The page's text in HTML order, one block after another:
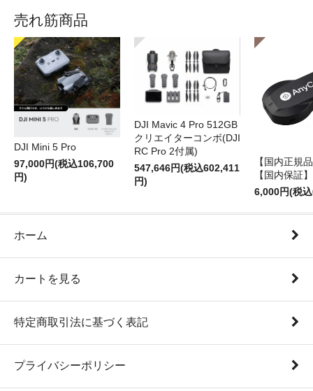
売れ筋商品
DJI Mini 5 Pro
97,000円(税込106,700
円)
DJI Mavic 4 Pro 512GB
クリエイターコンボ(DJI
RC Pro 2付属)
547,646円(税込602,411
円)
【国内正規
【国内保証】
6,000円(税
ホーム
カートを見る
特定商取引法に基づく表記
プライバシーポリシー